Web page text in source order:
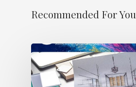
Recommended For You